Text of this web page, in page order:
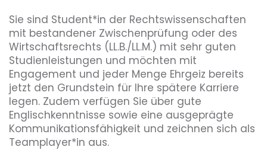
Sie sind Student*in der Rechtswissenschaften
mit bestandener Zwischenprüfung oder des
Wirtschaftsrechts (LL.B./LL.M.) mit sehr guten
Studienleistungen und möchten mit
Engagement und jeder Menge Ehrgeiz bereits
jetzt den Grundstein für Ihre spätere Karriere
legen. Zudem verfügen Sie über gute
Englischkenntnisse sowie eine ausgeprägte
Kommunikationsfähigkeit und zeichnen sich als
Teamplayer*in aus.